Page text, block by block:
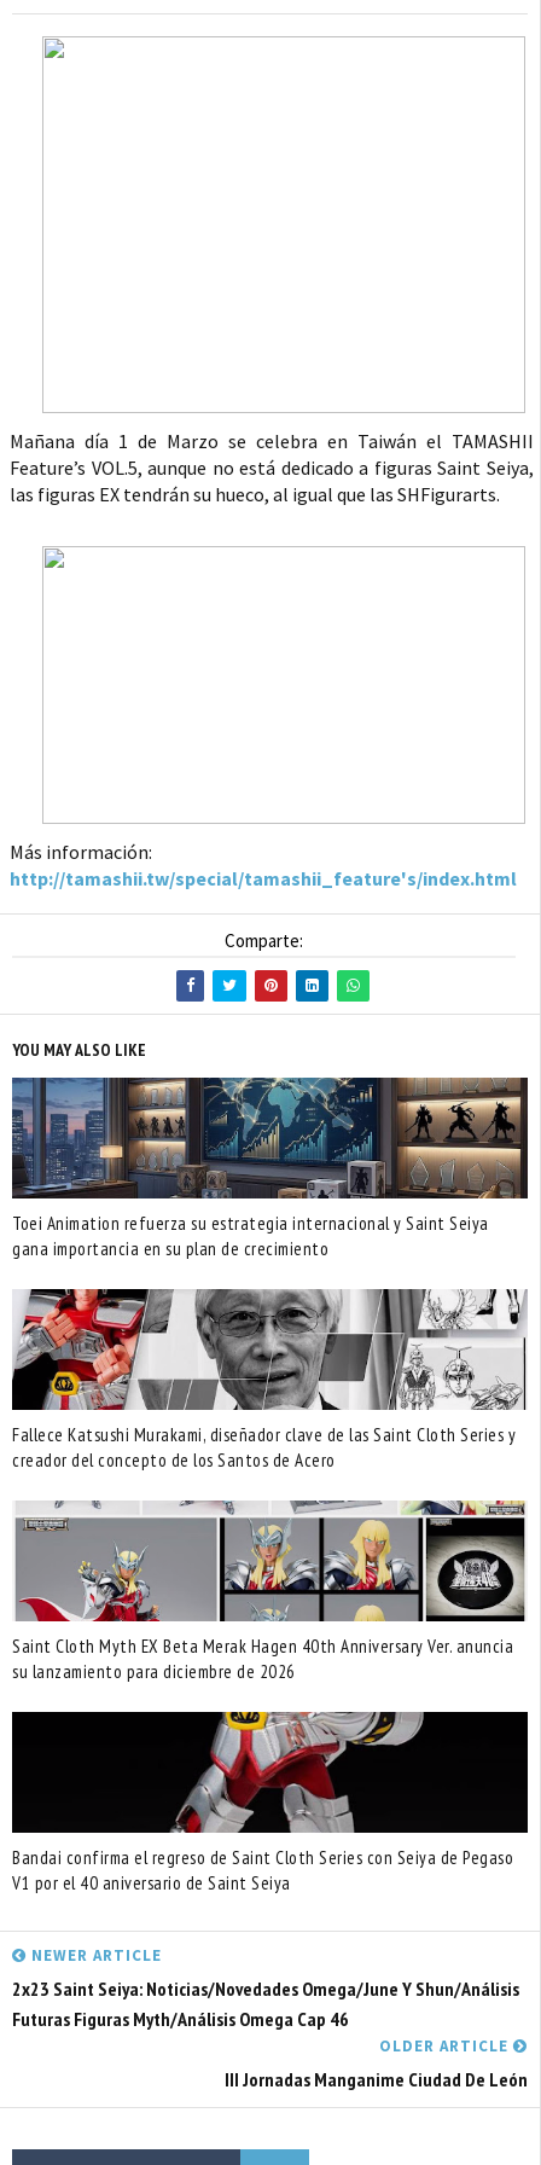
Mañana día 1 de Marzo se celebra en Taiwán el TAMASHII
Feature’s VOL.5, aunque no está dedicado a figuras Saint Seiya,
las figuras EX tendrán su hueco, al igual que las SHFigurarts.
Más información:
http://tamashii.tw/special/tamashii_feature's/index.html
Comparte:
YOU MAY ALSO LIKE
Toei Animation refuerza su estrategia internacional y Saint Seiya
gana importancia en su plan de crecimiento
Fallece Katsushi Murakami, diseñador clave de las Saint Cloth Series y
creador del concepto de los Santos de Acero
Saint Cloth Myth EX Beta Merak Hagen 40th Anniversary Ver. anuncia
su lanzamiento para diciembre de 2026
Bandai confirma el regreso de Saint Cloth Series con Seiya de Pegaso
V1 por el 40 aniversario de Saint Seiya
NEWER ARTICLE
2x23 Saint Seiya: Noticias/Novedades Omega/June Y Shun/Análisis
Futuras Figuras Myth/Análisis Omega Cap 46
OLDER ARTICLE
III Jornadas Manganime Ciudad De León